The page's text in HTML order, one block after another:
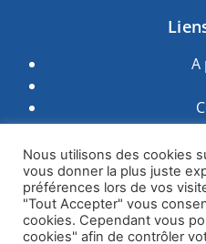
A
Suivez-
réseaux
Nous utilisons des cookies
vous donner la plus juste
préférences lors de vos
"Tout Accepter" vous
cookies. Cependant vous
cookies" afin de contrôler